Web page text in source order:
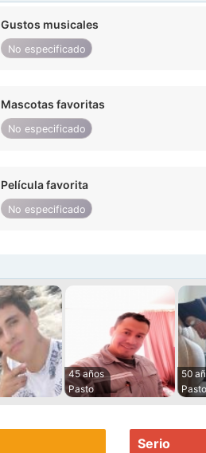
Gustos musicales
No especificado
Mascotas favoritas
No especificado
Película favorita
No especificado
45 años
Pasto
50
Pasto
Serio